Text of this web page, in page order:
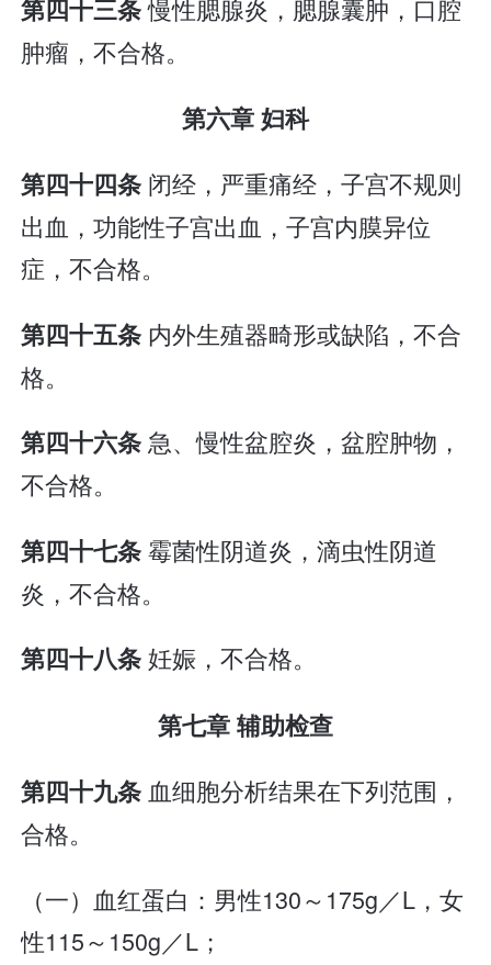
第四十三条慢性腮腺炎，腮腺囊肿，口腔
肿瘤，不合格。
第六章 妇科
第四十四条 闭经，严重痛经，子宫不规则
出血，功能性子宫出血，子宫内膜异位
症，不合格。
第四十五条 内外生殖器畸形或缺陷，不合
格。
第四十六条急、慢性盆腔炎，盆腔肿物，
不合格。
第四十七条霉菌性阴道炎，滴虫性阴道
炎，不合格。
第四十八条妊娠，不合格。
第七章 辅助检查
第四十九条血细胞分析结果在下列范围，
合格。
（一）血红蛋白：男性130～175g／L，女
性115～150g／L；